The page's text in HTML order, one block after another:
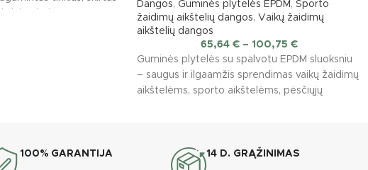
Dangos, Guminės plytelės EPDM , Sporto
žaidimų aikštelių dangos, Vaikų žaidimų
aikštelių dangos
65,64 € – 100,75 €
Guminės plytelės su spalvotu EPDM sluoksniu
– saugus ir ilgaamžis sprendimas vaikų žaidimų
aikštelėms, sporto aikštelėms, pėsčiųjų
100% GARANTIJA 14 D. GRĄŽINIMAS